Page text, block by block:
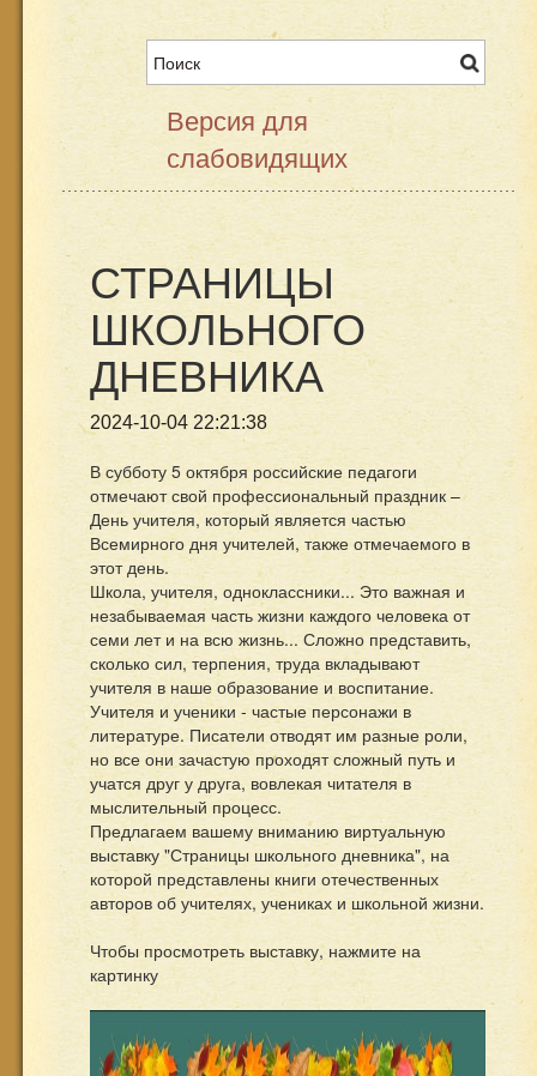
Версия для
слабовидящих
СТРАНИЦЫ
ШКОЛЬНОГО
ДНЕВНИКА
2024-10-04 22:21:38
В субботу 5 октября российские педагоги
отмечают свой профессиональный праздник –
День учителя, который является частью
Всемирного дня учителей, также отмечаемого в
этот день.
Школа, учителя, одноклассники... Это важная и
незабываемая часть жизни каждого человека от
семи лет и на всю жизнь... Сложно представить,
сколько сил, терпения, труда вкладывают
учителя в наше образование и воспитание.
Учителя и ученики - частые персонажи в
литературе. Писатели отводят им разные роли,
но все они зачастую проходят сложный путь и
учатся друг у друга, вовлекая читателя в
мыслительный процесс.
Предлагаем вашему вниманию виртуальную
выставку "Страницы школьного дневника", на
которой представлены книги отечественных
авторов об учителях, учениках и школьной жизни.
Чтобы просмотреть выставку, нажмите на
картинку